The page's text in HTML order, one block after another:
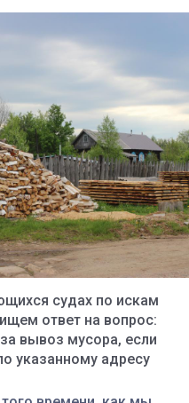
судах по искам
ответ на вопрос:
вывоз мусора, если
указанному адресу